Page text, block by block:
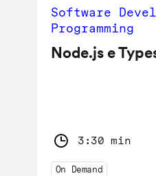
Software
Programming
Node.js e
3:30 min
On Demand